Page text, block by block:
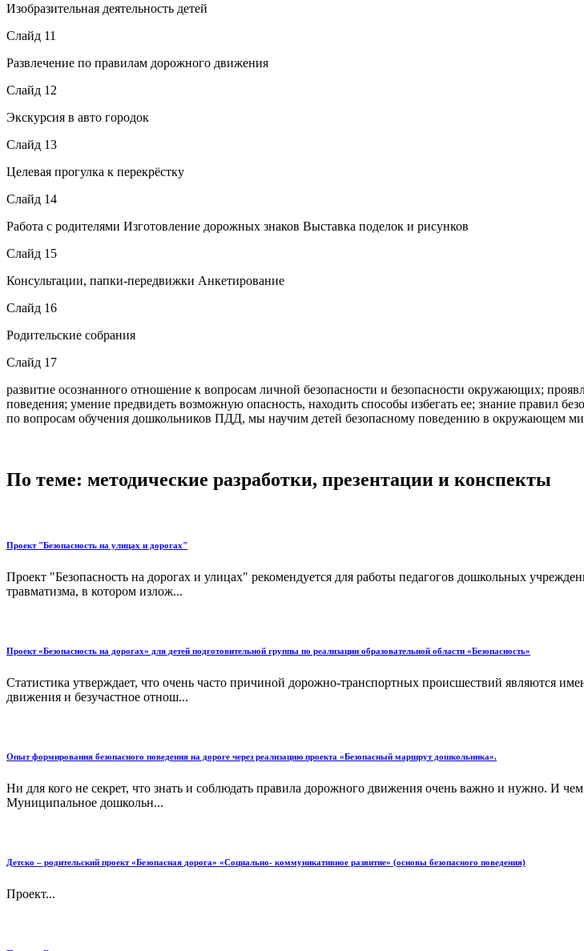
Изобразительная деятельность детей
Слайд 11
Развлечение по правилам дорожного движения
Слайд 12
Экскурсия в авто городок
Слайд 13
Целевая прогулка к перекрёстку
Слайд 14
Работа с родителями Изготовление дорожных знаков Выставка поделок и рисунков
Слайд 15
Консультации, папки-передвижки Анкетирование
Слайд 16
Родительские собрания
Слайд 17
развитие осознанного отношение к вопросам личной безопасности и безопасности окружающих;
поведения; умение предвидеть возможную опасность, находить способы избегать ее; знание правил
по вопросам обучения дошкольников ПДД, мы научим детей безопасному поведению в окружающем
По теме: методические разработки, презентации и конспекты
Проект "Безопасность на улицах и дорогах"
Проект "Безопасность на дорогах и улицах" рекомендуется для работы педагогов дошкольных
травматизма, в котором излож...
Проект «Безопасность на дорогах» для детей подготовительной группы по реализации образовательной области «Безопасность»
Статистика утверждает, что очень часто причиной дорожно-транспортных происшествий являются
движения и безучастное отнош...
Опыт формирования безопасного поведения на дороге через реализацию проекта «Безопасный маршрут дошкольника».
Ни для кого не секрет, что знать и соблюдать правила дорожного движения очень важно и нужно. И
Муниципальное дошкольн...
Детско – родительский проект «Безопасная дорога» «Социально- коммуникативное развитие» (основы безопасного поведения)
Проект...